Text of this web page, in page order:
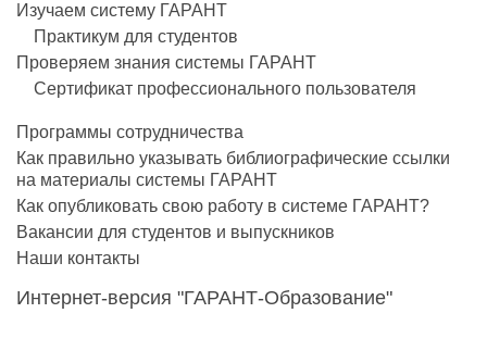
Изучаем систему ГАРАНТ
Практикум для студентов
Проверяем знания системы ГАРАНТ
Сертификат профессионального пользователя
Программы сотрудничества
Как правильно указывать библиографические ссылки
на материалы системы ГАРАНТ
Как опубликовать свою работу в системе ГАРАНТ?
Вакансии для студентов и выпускников
Наши контакты
Интернет-версия "ГАРАНТ-Образование"